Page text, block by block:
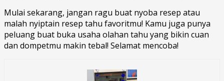
Mulai sekarang, jangan ragu buat nyoba resep atau
malah nyiptain resep tahu favoritmu! Kamu juga punya
peluang buat buka usaha olahan tahu yang bikin cuan
dan dompetmu makin tebal! Selamat mencoba!